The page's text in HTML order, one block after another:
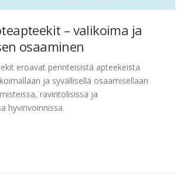
– valikoima ja
osaaminen
eroavat perinteisistä apteekeista
ja syvällisellä osaamisellaan
ravintolisissä ja
hyvinvoinnissa.